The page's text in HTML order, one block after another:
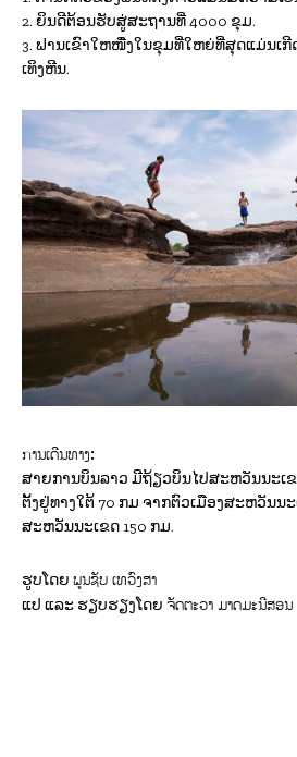
2. ຍິນດີຕ້ອນຮັບສູ່ສະຖານທີ່ 4000 ຂຸມ.
3. ຟານເຂົາໃຫໜື່ງໃນຂຸມທີ່ໃຫຍ່ທີ່ສຸດແມ່ນເ
ເທິງຫີນ.
ການເດີນທາງ:
ສາຍການບິນລາວ ມີຖ້ຽວບິນໄປສະຫວັນນະເ
ຕັ້ງຢູ່ທາງໃຕ້ 70 ກມ ຈາກຕົວເມືອງສະຫວັນນ
ສະຫວັນນະເຂດ 150 ກມ.
ຮູບໂດຍ ພູນຊັບ ເທວົງສາ
ແປ ແລະ ຮຽບຮຽງໂດຍ ຈັດຕະວາ ມາດມະນີສອນ